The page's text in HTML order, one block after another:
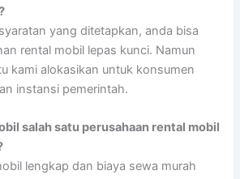
yang ditetapkan, anda bisa
rental mobil lepas kunci. Namun
kami alokasikan untuk konsumen
instansi pemerintah.
salah satu perusahaan rental mobil
lengkap dan biaya sewa murah